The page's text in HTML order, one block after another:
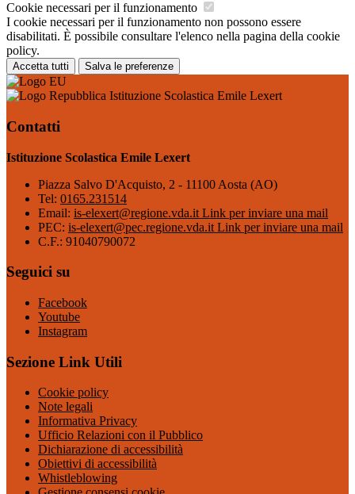
Cookie necessari per il funzionamento
I cookie necessari per il funzionamento non possono essere
disabilitati. È possibile consultare l'elenco nella pagina della cookie
policy.
Accetta tutti Salva le preferenze
Istituzione Scolastica Emile Lexert
Contatti
Istituzione Scolastica Emile Lexert
Piazza Salvo D'Acquisto, 2 - 11100 Aosta (AO)
Tel: 0165.231514
Email: is-elexert@regione.vda.it Link per inviare una mail
PEC: is-elexert@pec.regione.vda.it Link per inviare una mail
C.F.: 91040790072
Seguici su
Facebook
Youtube
Instagram
Sezione Link Utili
Cookie policy
Note legali
Informativa Privacy
Ufficio Relazioni con il Pubblico
Dichiarazione di accessibilità
Obiettivi di accessibilità
Whistleblowing